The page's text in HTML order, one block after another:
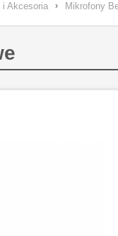
i Akcesoria › Mikrofony